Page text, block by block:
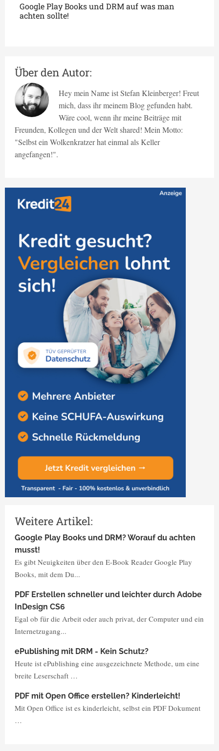
Google Play Books und DRM auf was man
achten sollte!
Über den Autor:
Hey mein Name ist Stefan Kleinberger! Freut
mich, dass ihr meinem Blog gefunden habt.
Wäre cool, wenn ihr meine Beiträge mit
Freunden, Kollegen und der Welt shared! Mein Motto:
"Selbst ein Wolkenkratzer hat einmal als Keller
angefangen!".
Weitere Artikel:
Google Play Books und DRM? Worauf du achten
musst!
Es gibt Neuigkeiten über den E-Book Reader Google Play
Books, mit dem Du...
PDF Erstellen schneller und leichter durch Adobe
InDesign CS6
Egal ob für die Arbeit oder auch privat, der Computer und ein
Internetzugang...
ePublishing mit DRM - Kein Schutz?
Heute ist ePublishing eine ausgezeichnete Methode, um eine
breite Leserschaft …
PDF mit Open Office erstellen? Kinderleicht!
Mit Open Office ist es kinderleicht, selbst ein PDF Dokument
…